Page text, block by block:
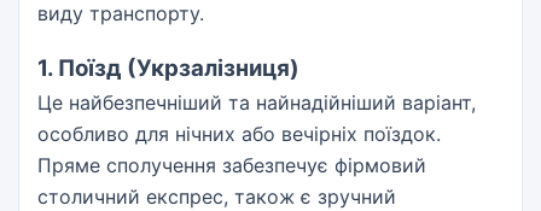
виду транспорту.
1. Поїзд (Укрзалізниця)
Це найбезпечніший та найнадійніший варіант,
особливо для нічних або вечірніх поїздок.
Пряме сполучення забезпечує фірмовий
столичний експрес, також є зручний